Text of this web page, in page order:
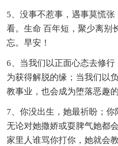
5、没事不惹事，遇事莫慌
看。生命 百年短，聚少离别
忘。早安！
6、当我们以正面心态去修
为获得解脱的缘；当我们以
教事业，也会成为堕落恶趣
7、你没出生，她最祈盼；
无论对她撒娇或耍脾气她都
家里人谁骂你打你，她就会